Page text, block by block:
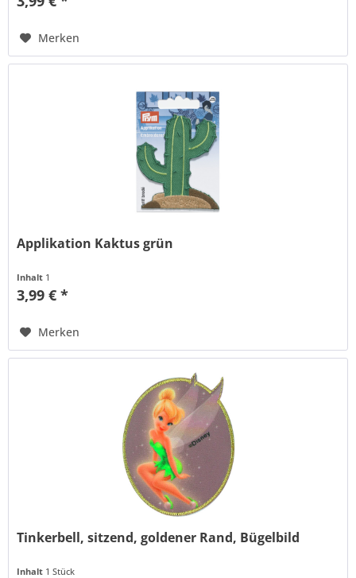
Merken
Applikation Kaktus grün
Inhalt 1
3,99 € *
Merken
Tinkerbell, sitzend, goldener Rand, Bügelbild
Inhalt 1 Stück